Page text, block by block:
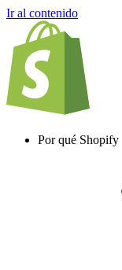
Ir al contenido
Por qué Shopify